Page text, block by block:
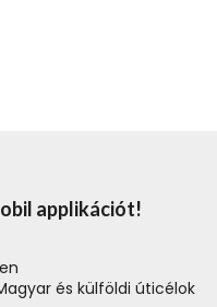
applikációt!
és külföldi úticélok